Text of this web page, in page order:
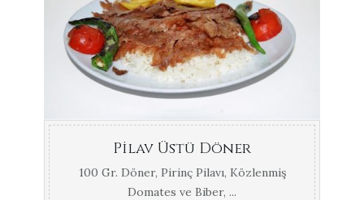
Pilav Üstü Döner
100 Gr. Döner, Pirinç Pilavı, Közlenmiş
Domates ve Biber, ...